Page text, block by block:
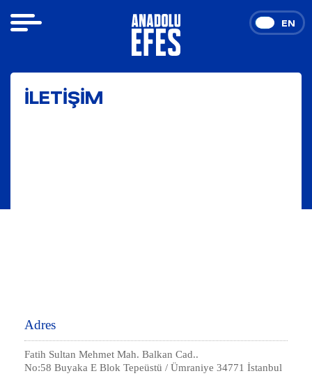
EN
İLETİŞİM
Adres
Fatih Sultan Mehmet Mah. Balkan Cad..
No:58 Buyaka E Blok Tepeüstü / Ümraniye 34771 İstanbul